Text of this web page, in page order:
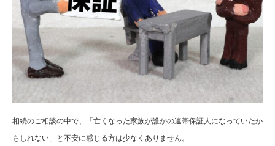
相続のご相談の中で、「亡くなった家族が誰かの連帯保証人になっていたか
もしれない」と不安に感じる方は少なくありません。